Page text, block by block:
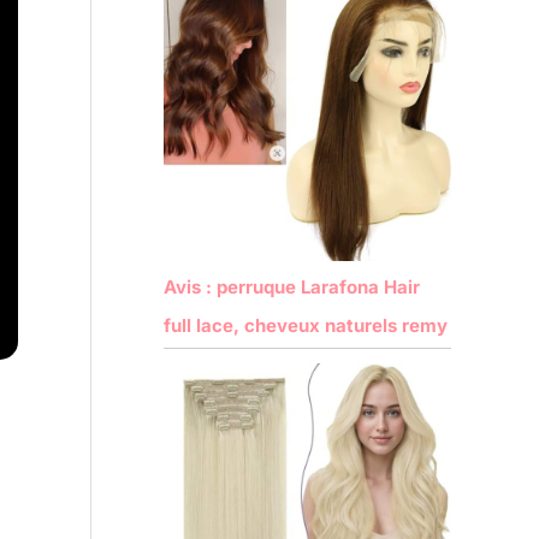
Avis : perruque Larafona Hair
full lace, cheveux naturels remy